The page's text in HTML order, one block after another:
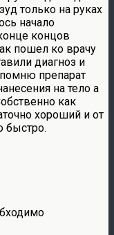
только на руках
начало
концов
пошел ко врачу
диагноз и
помню препарат
на тело а
как
хороший и от
быстро.